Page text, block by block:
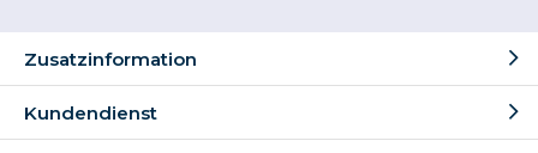
Zusatzinformation
Kundendienst